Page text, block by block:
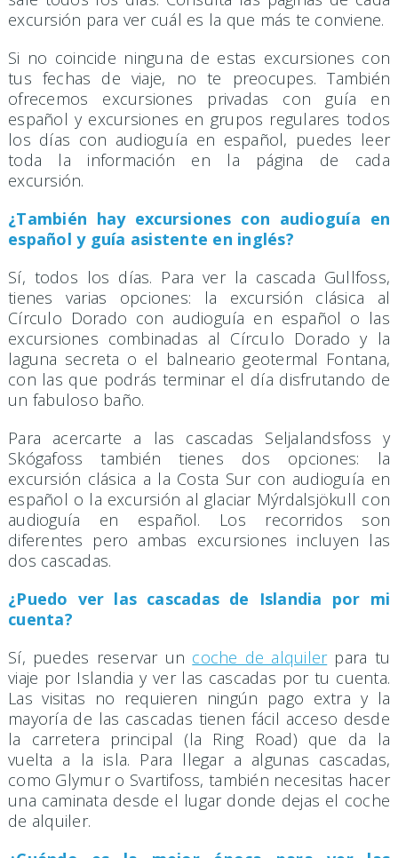
excursión para ver cuál es la que más te conviene.
Si no coincide ninguna de estas excursiones con
tus fechas de viaje, no te preocupes. También
ofrecemos excursiones privadas con guía en
español y excursiones en grupos regulares todos
los días con audioguía en español, puedes leer
toda la información en la página de cada
excursión.
¿También hay excursiones con audioguía en
español y guía asistente en inglés?
Sí, todos los días. Para ver la cascada Gullfoss,
tienes varias opciones: la excursión clásica al
Círculo Dorado con audioguía en español o las
excursiones combinadas al Círculo Dorado y la
laguna secreta o el balneario geotermal Fontana,
con las que podrás terminar el día disfrutando de
un fabuloso baño.
Para acercarte a las cascadas Seljalandsfoss y
Skógafoss también tienes dos opciones: la
excursión clásica a la Costa Sur con audioguía en
español o la excursión al glaciar Mýrdalsjökull con
audioguía en español. Los recorridos son
diferentes pero ambas excursiones incluyen las
dos cascadas.
¿Puedo ver las cascadas de Islandia por mi
cuenta?
Sí, puedes reservar un coche de alquilerpara tu
viaje por Islandia y ver las cascadas por tu cuenta.
Las visitas no requieren ningún pago extra y la
mayoría de las cascadas tienen fácil acceso desde
la carretera principal (la Ring Road) que da la
vuelta a la isla. Para llegar a algunas cascadas,
como Glymur o Svartifoss, también necesitas hacer
una caminata desde el lugar donde dejas el coche
de alquiler.